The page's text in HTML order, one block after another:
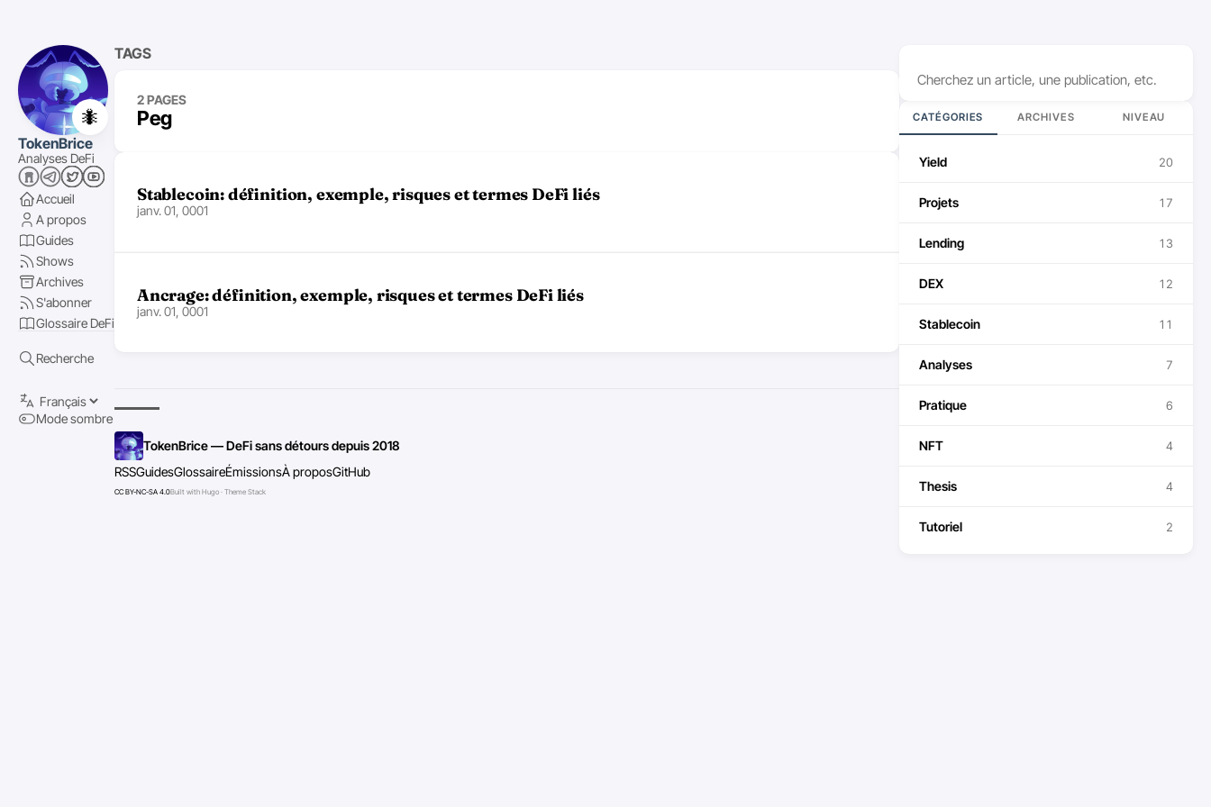
🐜
TokenBrice
Analyses DeFi
Accueil
A propos
Guides
Shows
Archives
S'abonner
Glossaire DeFi
Recherche
Mode sombre
CATÉGORIES ARCHIVES NIVEAU
Yield 20
Projets 17
Lending 13
DEX 12
Stablecoin 11
Analyses 7
Pratique 6
NFT 4
Thesis 4
Tutoriel 2
TAGS
2 PAGES
Peg
Stablecoin: définition, exemple, risques et termes DeFi liés
janv. 01, 0001
Ancrage: définition, exemple, risques et termes DeFi liés
janv. 01, 0001
TokenBrice — DeFi sans détours depuis 2018
RSSGuidesGlossaireÉmissionsÀ proposGitHub
CC BY-NC-SA 4.0Built with Hugo · Theme Stack